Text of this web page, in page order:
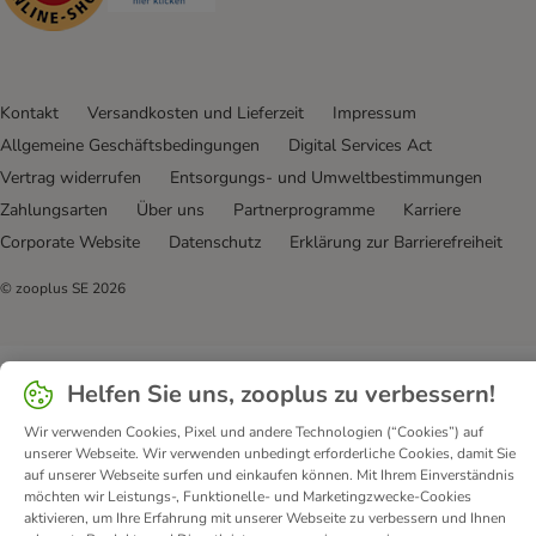
Kontakt Versandkosten und Lieferzeit
Impressum
Allgemeine Geschäftsbedingungen
Digital Services Act
Vertrag widerrufen
Entsorgungs- und Umweltbestimmungen
Zahlungsarten
Über uns Partnerprogramme
Karriere
Corporate Website
Datenschutz Erklärung zur Barrierefreiheit
© zooplus SE 2026
Helfen Sie uns, zooplus zu verbessern!
Wir verwenden Cookies, Pixel und andere Technologien (“Cookies”) auf
unserer Webseite. Wir verwenden unbedingt erforderliche Cookies, damit Sie
auf unserer Webseite surfen und einkaufen können. Mit Ihrem Einverständnis
möchten wir Leistungs-, Funktionelle- und Marketingzwecke-Cookies
aktivieren, um Ihre Erfahrung mit unserer Webseite zu verbessern und Ihnen